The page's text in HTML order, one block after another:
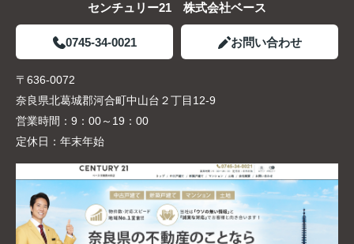
センチュリー21 株式会社ベース
0745-34-0021 お問い合わせ
〒636-0072
奈良県北葛城郡河合町中山台２丁目12-9
営業時間： 9：00～19：00
定休日： 年末年始